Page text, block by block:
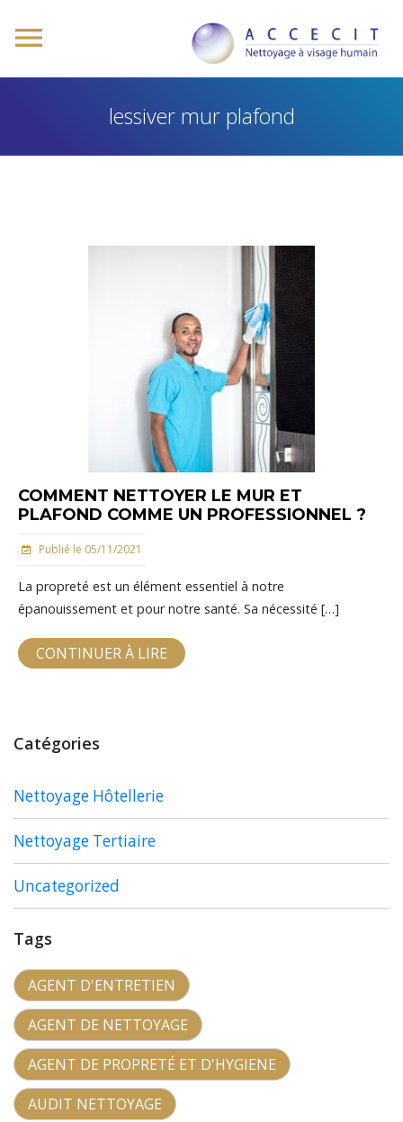
lessiver mur plafond
COMMENT NETTOYER LE MUR ET
PLAFOND COMME UN PROFESSIONNEL ?
Publié le 05/11/2021
La propreté est un élément essentiel à notre
épanouissement et pour notre santé. Sa nécessité […]
CONTINUER À LIRE
Catégories
Nettoyage Hôtellerie
Nettoyage Tertiaire
Uncategorized
Tags
AGENT D'ENTRETIEN
AGENT DE NETTOYAGE
AGENT DE PROPRETÉ ET D'HYGIENE
AUDIT NETTOYAGE